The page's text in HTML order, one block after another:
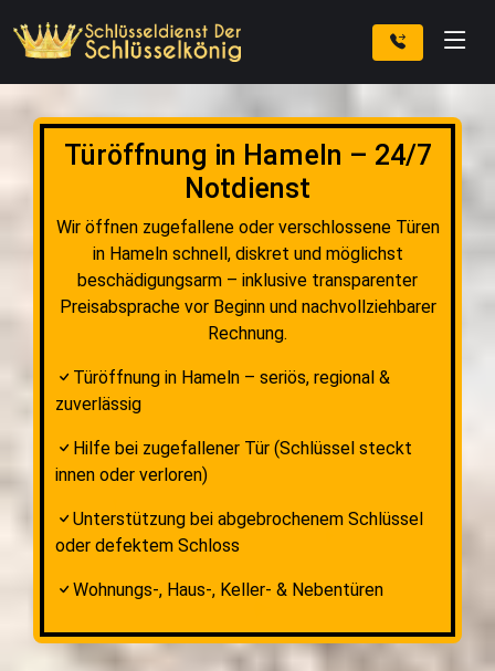
Türöffnung in Hameln – 24/7
Notdienst
Wir öffnen zugefallene oder verschlossene Türen
in Hameln schnell, diskret und möglichst
beschädigungsarm – inklusive transparenter
Preisabsprache vor Beginn und nachvollziehbarer
Rechnung.
Türöffnung in Hameln – seriös, regional &
zuverlässig
Hilfe bei zugefallener Tür (Schlüssel steckt
innen oder verloren)
Unterstützung bei abgebrochenem Schlüssel
oder defektem Schloss
Wohnungs-, Haus-, Keller- & Nebentüren